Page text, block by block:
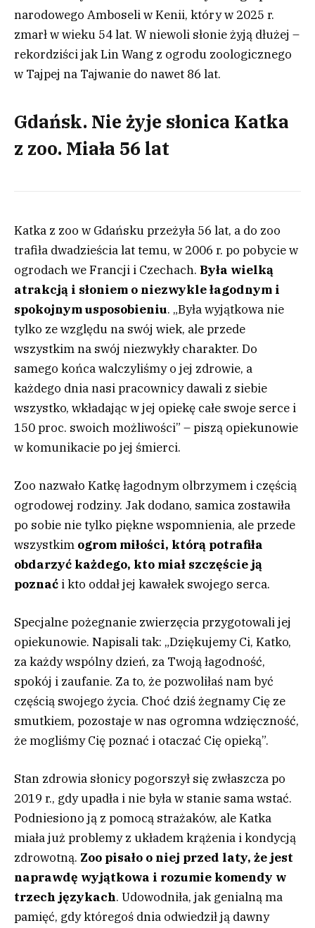
narodowego Amboseli w Kenii, który w 2025 r.
zmarł w wieku 54 lat. W niewoli słonie żyją dłużej –
rekordziści jak Lin Wang z ogrodu zoologicznego
w Tajpej na Tajwanie do nawet 86 lat.
Gdańsk. Nie żyje słonica Katka
z zoo. Miała 56 lat
Katka z zoo w Gdańsku przeżyła 56 lat, a do zoo
trafiła dwadzieścia lat temu, w 2006 r. po pobycie w
ogrodach we Francji i Czechach. Była wielką
atrakcją i słoniem o niezwykle łagodnym i
spokojnym usposobieniu. „Była wyjątkowa nie
tylko ze względu na swój wiek, ale przede
wszystkim na swój niezwykły charakter. Do
samego końca walczyliśmy o jej zdrowie, a
każdego dnia nasi pracownicy dawali z siebie
wszystko, wkładając w jej opiekę całe swoje serce i
150 proc. swoich możliwości” – piszą opiekunowie
w komunikacie po jej śmierci.
Zoo nazwało Katkę łagodnym olbrzymem i częścią
ogrodowej rodziny. Jak dodano, samica zostawiła
po sobie nie tylko piękne wspomnienia, ale przede
wszystkim ogrom miłości, którą potrafiła
obdarzyć każdego, kto miał szczęście ją
poznać i kto oddał jej kawałek swojego serca.
Specjalne pożegnanie zwierzęcia przygotowali jej
opiekunowie. Napisali tak: „Dziękujemy Ci, Katko,
za każdy wspólny dzień, za Twoją łagodność,
spokój i zaufanie. Za to, że pozwoliłaś nam być
częścią swojego życia. Choć dziś żegnamy Cię ze
smutkiem, pozostaje w nas ogromna wdzięczność,
że mogliśmy Cię poznać i otaczać Cię opieką”.
Stan zdrowia słonicy pogorszył się zwłaszcza po
2019 r., gdy upadła i nie była w stanie sama wstać.
Podniesiono ją z pomocą strażaków, ale Katka
miała już problemy z układem krążenia i kondycją
zdrowotną. Zoo pisało o niej przed laty, że jest
naprawdę wyjątkowa i rozumie komendy w
trzech językach. Udowodniła, jak genialną ma
pamięć, gdy któregoś dnia odwiedził ją dawny